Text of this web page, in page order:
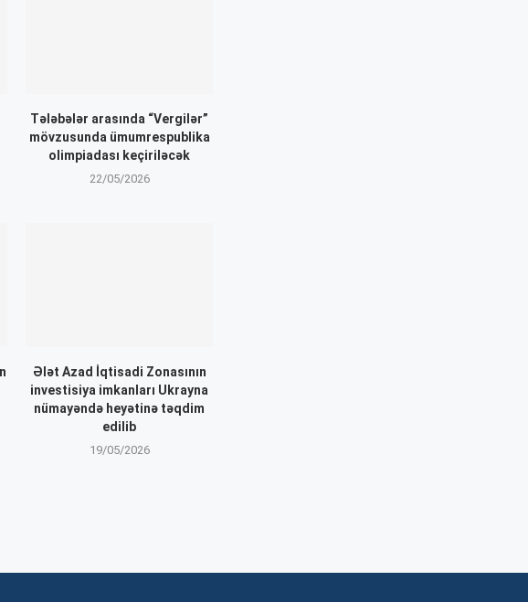
Tələbələr arasında “Vergilər”
mövzusunda ümumrespublika
olimpiadası keçiriləcək
22/05/2026
Ələt Azad İqtisadi Zonasının
investisiya imkanları Ukrayna
nümayəndə heyətinə təqdim
edilib
19/05/2026